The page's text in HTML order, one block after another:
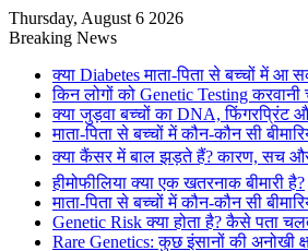
Thursday, August 6 2026
Breaking News
क्या Diabetes माता-पिता से बच्चों में आ
किन लोगों को Genetic Testing
क्या जुड़वा बच्चों का DNA, फिंगरप्रिंट
माता-पिता से बच्चों में कौन-कौन सी
क्या कैंसर में बाल झड़ते हैं? कारण, सच
हीमोफीलिया क्या एक खतरनाक बीमारी है?
माता-पिता से बच्चों में कौन-कौन सी
Genetic Risk क्या होता है? कैसे पता
Rare Genetics: कुछ इंसानों की अनोखी